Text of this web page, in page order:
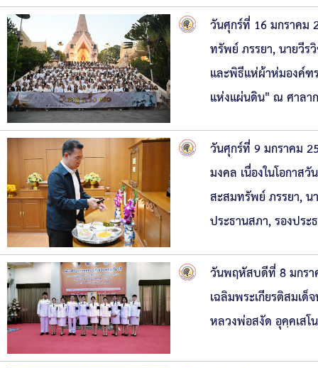
วันศุกร์ที่ 16 มกราคม
ทรัพย์ ภรรยา, นายวี
และพิธีแห่ผ้าห่มองค์ฑ
แห่งแผ่นดิน" ณ ศาลา
วันศุกร์ที่ 9 มกราคม
มงคล เนื่องในโอกา
สะสมทรัพย์ ภรรยา,
ประธานสภา, รองปร
วันพฤหัสบดีที่ 8 มกรา
เฉลิมพระเกียรติสมเ
หลวงพ่อสงัด อุคฺคเสโ